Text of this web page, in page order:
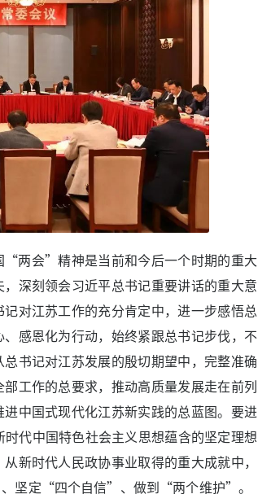
“两会”精神是当前和今后一个时期的重大
深刻领会习近平总书记重要讲话的重大意
对江苏工作的充分肯定中，进一步感悟总
感恩化为行动，始终紧跟总书记步伐，不
书记对江苏发展的殷切期望中，完整准确
工作的总要求，推动高质量发展走在前列
中国式现代化江苏新实践的总蓝图。要进
代中国特色社会主义思想蕴含的坚定理想
新时代人民政协事业取得的重大成就中，
坚定“四个自信”、做到“两个维护”。